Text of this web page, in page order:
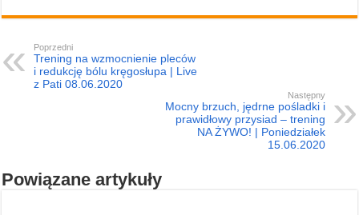
Poprzedni
Trening na wzmocnienie pleców
i redukcję bólu kręgosłupa | Live
z Pati 08.06.2020
Następny
Mocny brzuch, jędrne pośladki i
prawidłowy przysiad – trening
NA ŻYWO! | Poniedziałek
15.06.2020
Powiązane artykuły